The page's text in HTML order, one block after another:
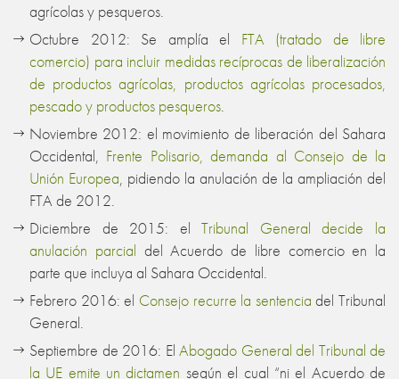
agrícolas y pesqueros.
Octubre 2012: Se amplía el FTA (tratado de libre
comercio) para incluir medidas recíprocas de liberalización
de productos agrícolas, productos agrícolas procesados,
pescado y productos pesqueros.
Noviembre 2012: el movimiento de liberación del Sahara
Occidental, Frente Polisario, demanda al Consejo de la
Unión Europea, pidiendo la anulación de la ampliación del
FTA de 2012.
Diciembre de 2015: elTribunal General decide la
anulación parcial del Acuerdo de libre comercio en la
parte que incluya al Sahara Occidental.
Febrero 2016: el Consejo recurre la sentencia del Tribunal
General.
Septiembre de 2016: El Abogado General del Tribunal de
la UE emite un dictamen según el cual “ni el Acuerdo de